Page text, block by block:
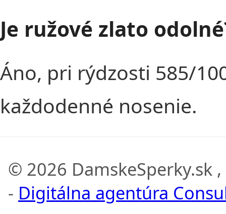
Je ružové zlato
Áno, pri rýdzosti 585/
každodenné nosenie.
© 2026 DamskeSperky.sk
- Digitálna agentúra